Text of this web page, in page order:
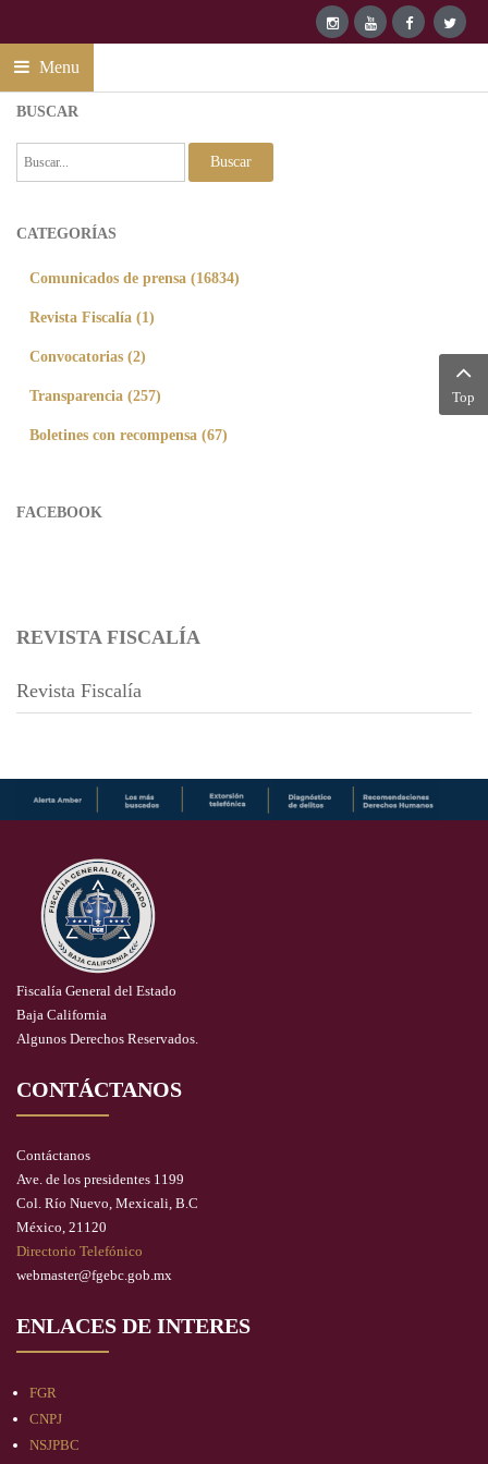
Menu
BUSCAR
Buscar
CATEGORÍAS
Comunicados de prensa (16834)
Revista Fiscalía (1)
Convocatorias (2)
Transparencia (257)
Boletines con recompensa (67)
FACEBOOK
REVISTA FISCALÍA
Revista Fiscalía
Fiscalía General del Estado
Baja California
Algunos Derechos Reservados.
CONTÁCTANOS
Contáctanos
Ave. de los presidentes 1199
Col. Río Nuevo, Mexicali, B.C
México, 21120
Directorio Telefónico
webmaster@fgebc.gob.mx
ENLACES DE INTERES
FGR
CNPJ
NSJPBC
Top